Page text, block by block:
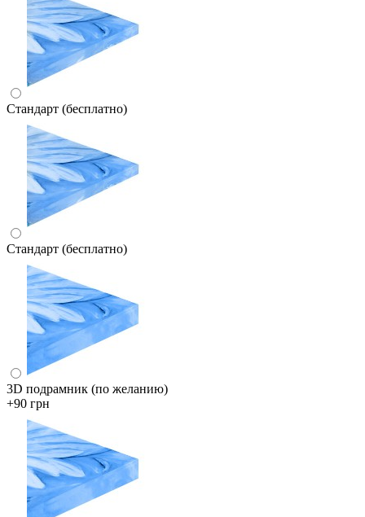
Стандарт (бесплатно)
Стандарт (бесплатно)
3D подрамник (по желанию)
+90 грн